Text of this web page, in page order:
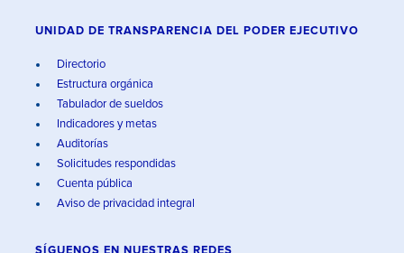
UNIDAD DE TRANSPARENCIA DEL PODER EJECUTIVO
Directorio
Estructura orgánica
Tabulador de sueldos
Indicadores y metas
Auditorías
Solicitudes respondidas
Cuenta pública
Aviso de privacidad integral